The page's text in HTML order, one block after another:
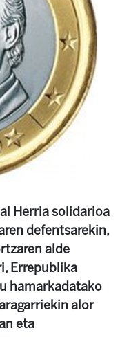
Herria solidarioa
defentsarekin,
alde
Errepublika
hamarkadatako
alor
eta